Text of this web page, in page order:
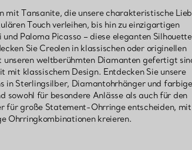
mit Tansanite, die unsere charakteristische
Touch verleihen, bis hin zu einzigartigen
Paloma Picasso – diese eleganten
Sie Creolen in klassischen oder originellen
weltberühmten Diamanten gefertigt
mit klassischem Design. Entdecken Sie unsere
in Sterlingsilber, Diamantohrhänger und farbige
sowohl für besondere Anlässe als auch für den
für große Statement-Ohrringe entscheiden, mit
Ohrringkombinationen kreieren.